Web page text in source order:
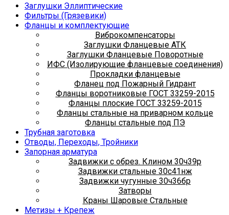
Заглушки Эллиптические
Фильтры (Грязевики)
Фланцы и комплектующие
Виброкомпенсаторы
Заглушки Фланцевые АТК
Заглушки Фланцевые Поворотные
ИФС (Изолирующие фланцевые соединения)
Прокладки фланцевые
Фланец под Пожарный Гидрант
Фланцы воротниковые ГОСТ 33259-2015
Фланцы плоские ГОСТ 33259-2015
Фланцы стальные на приварном кольце
Фланцы стальные под ПЭ
Трубная заготовка
Отводы, Переходы, Тройники
Запорная арматура
Задвижки с обрез. Клином 30ч39р
Задвижки стальные 30с41нж
Задвижки чугунные 30ч36бр
Затворы
Краны Шаровые Стальные
Метизы + Крепеж